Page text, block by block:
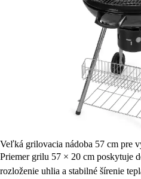
Veľká grilovacia nádoba 57 cm pre
Priemer grilu 57 × 20 cm poskytuje
rozloženie uhlia a stabilné šírenie